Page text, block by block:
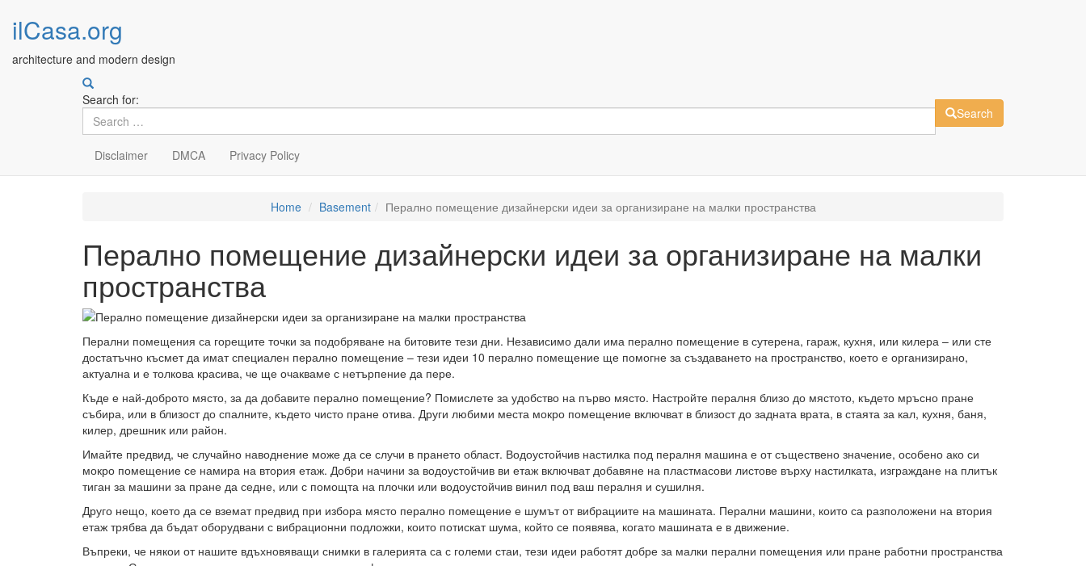
ilCasa.org
architecture and modern design
Search for:
Search
Disclaimer DMCA Privacy Policy
Home Basement Перално помещение дизайнерски идеи за организиране на малки пространства
Перално помещение дизайнерски идеи за организиране на малки
пространства
Перални помещения са горещите точки за подобряване на битовите тези дни. Независимо дали има перално помещение в сутерена, гараж, кухня, или килера – или сте
достатъчно късмет да имат специален перално помещение – тези идеи 10 перално помещение ще помогне за създаването на пространство, което е организирано,
актуална и е толкова красива, че ще очакваме с нетърпение да пере.
Къде е най-доброто място, за да добавите перално помещение? Помислете за удобство на първо място. Настройте пералня близо до мястото, където мръсно пране
събира, или в близост до спалните, където чисто пране отива. Други любими места мокро помещение включват в близост до задната врата, в стаята за кал, кухня, баня,
килер, дрешник или район.
Имайте предвид, че случайно наводнение може да се случи в прането област. Водоустойчив настилка под пералня машина е от съществено значение, особено ако си
мокро помещение се намира на втория етаж. Добри начини за водоустойчив ви етаж включват добавяне на пластмасови листове върху настилката, изграждане на плитък
тиган за машини за пране да седне, или с помощта на плочки или водоустойчив винил под ваш пералня и сушилня.
Друго нещо, което да се вземат предвид при избора място перално помещение е шумът от вибрациите на машината. Перални машини, които са разположени на втория
етаж трябва да бъдат оборудвани с вибрационни подложки, които потискат шума, който се появява, когато машината е в движение.
Въпреки, че някои от нашите вдъхновяващи снимки в галерията са с големи стаи, тези идеи работят добре за малки перални помещения или пране работни пространства